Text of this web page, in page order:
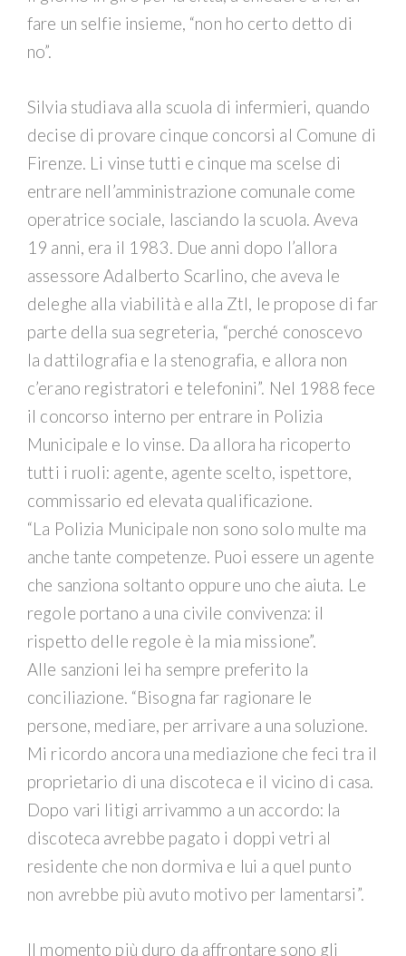
fare un selfie insieme, “non ho certo detto di
no”.
Silvia studiava alla scuola di infermieri, quando
decise di provare cinque concorsi al Comune di
Firenze. Li vinse tutti e cinque ma scelse di
entrare nell’amministrazione comunale come
operatrice sociale, lasciando la scuola. Aveva
19 anni, era il 1983. Due anni dopo l’allora
assessore Adalberto Scarlino, che aveva le
deleghe alla viabilità e alla Ztl, le propose di far
parte della sua segreteria, “perché conoscevo
la dattilografia e la stenografia, e allora non
c’erano registratori e telefonini”. Nel 1988 fece
il concorso interno per entrare in Polizia
Municipale e lo vinse. Da allora ha ricoperto
tutti i ruoli: agente, agente scelto, ispettore,
commissario ed elevata qualificazione.
“La Polizia Municipale non sono solo multe ma
anche tante competenze. Puoi essere un agente
che sanziona soltanto oppure uno che aiuta. Le
regole portano a una civile convivenza: il
rispetto delle regole è la mia missione”.
Alle sanzioni lei ha sempre preferito la
conciliazione. “Bisogna far ragionare le
persone, mediare, per arrivare a una soluzione.
Mi ricordo ancora una mediazione che feci tra il
proprietario di una discoteca e il vicino di casa.
Dopo vari litigi arrivammo a un accordo: la
discoteca avrebbe pagato i doppi vetri al
residente che non dormiva e lui a quel punto
non avrebbe più avuto motivo per lamentarsi”.
Il momento più duro da affrontare sono gli